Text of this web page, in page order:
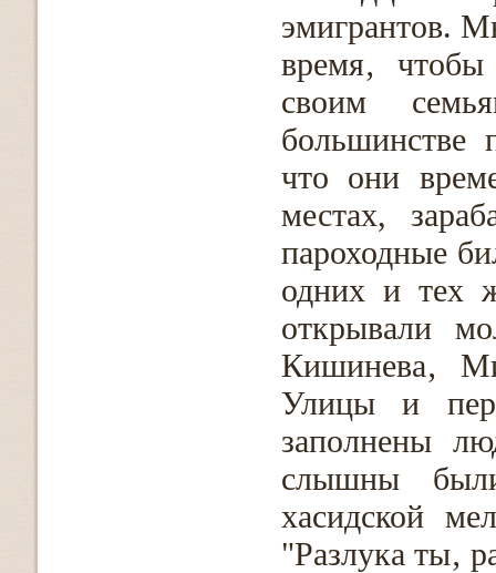
эмигрантов.
время‚
своим
большинстве
что они
местах,
пароходные
одних и тех
открывали
Кишинева‚
Улицы и
заполнены
слышны
хасидской
"Разлука ты‚